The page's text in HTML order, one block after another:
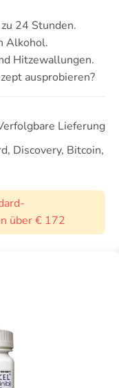
24 Stunden.
Alkohol.
Hitzewallungen.
ausprobieren?
Lieferung
Discovery, Bitcoin,
über € 172